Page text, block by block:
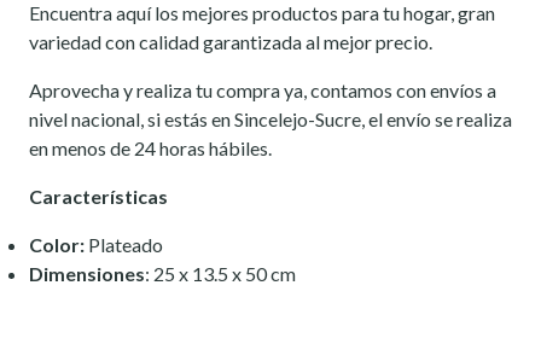
Encuentra aquí los mejores productos para tu hogar, gran
variedad con calidad garantizada al mejor precio.
Aprovecha y realiza tu compra ya, contamos con envíos a
nivel nacional, si estás en Sincelejo-Sucre, el envío se realiza
en menos de 24 horas hábiles.
Características
Color: Plateado
Dimensiones: 25 x 13.5 x 50 cm